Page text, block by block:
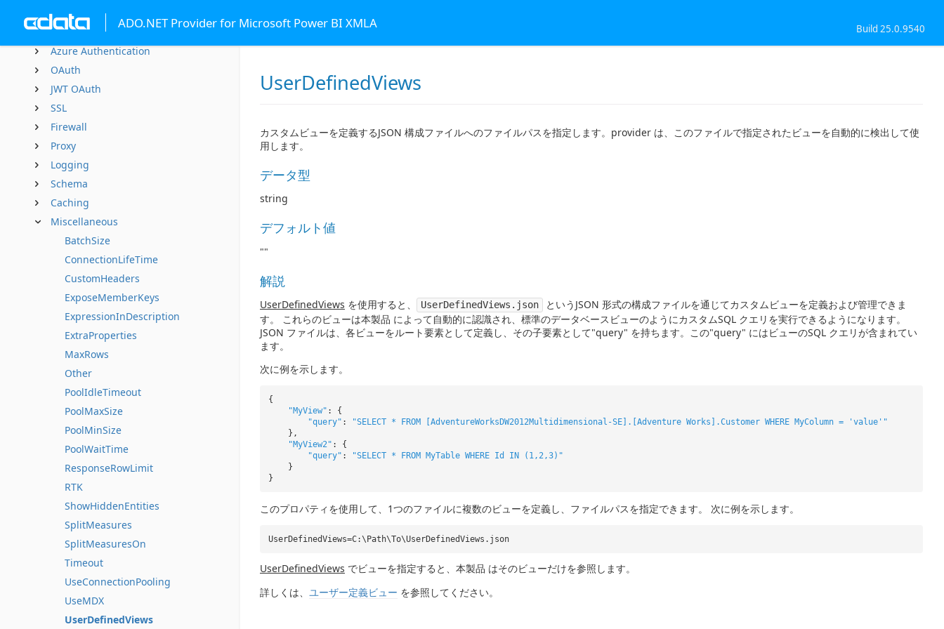
ADO.NET Provider for Microsoft Power BI XMLA Build 25.0.9540
接続文字列オプション
Authentication
Azure Authentication
OAuth
JWT OAuth
SSL
Firewall
Proxy
Logging
Schema
Caching
Miscellaneous
BatchSize
ConnectionLifeTime
CustomHeaders
ExposeMemberKeys
ExpressionInDescription
ExtraProperties
MaxRows
Other
PoolIdleTimeout
PoolMaxSize
PoolMinSize
PoolWaitTime
ResponseRowLimit
RTK
ShowHiddenEntities
SplitMeasures
SplitMeasuresOn
Timeout
UseConnectionPooling
UseMDX
UserDefinedViews
UserDefinedViews
カスタムビューを定義するJSON 構成ファイルへのファイルパスを指定します。provider は、このファイルで指定されたビューを自動的に検出して使
用します。
データ型
string
デフォルト値
""
解説
UserDefinedViews を使用すると、 UserDefinedViews.json
というJSON 形式の構成ファイルを通じてカスタムビューを定義および管理できま
す。 これらのビューは本製品 によって自動的に認識され、標準のデータベースビューのようにカスタムSQL クエリを実行できるようになります。
JSON ファイルは、各ビューをルート要素として定義し、その子要素として"query" を持ちます。この"query" にはビューのSQL クエリが含まれてい
ます。
次に例を示します。
{
"MyView" : {
"query" :
"SELECT * FROM [AdventureWorksDW2012Multidimensional-SE].[Adventure Works].Customer WHERE MyColumn = 'value'"
},
"MyView2" : {
"query" :
"SELECT * FROM MyTable WHERE Id IN (1,2,3)"
}
}
このプロパティを使用して、1つのファイルに複数のビューを定義し、ファイルパスを指定できます。 次に例を示します。
UserDefinedViews=C:\Path\To\UserDefinedViews.json
UserDefinedViews でビューを指定すると、本製品 はそのビューだけを参照します。
詳しくは、 ユーザー定義ビュー を参照してください。